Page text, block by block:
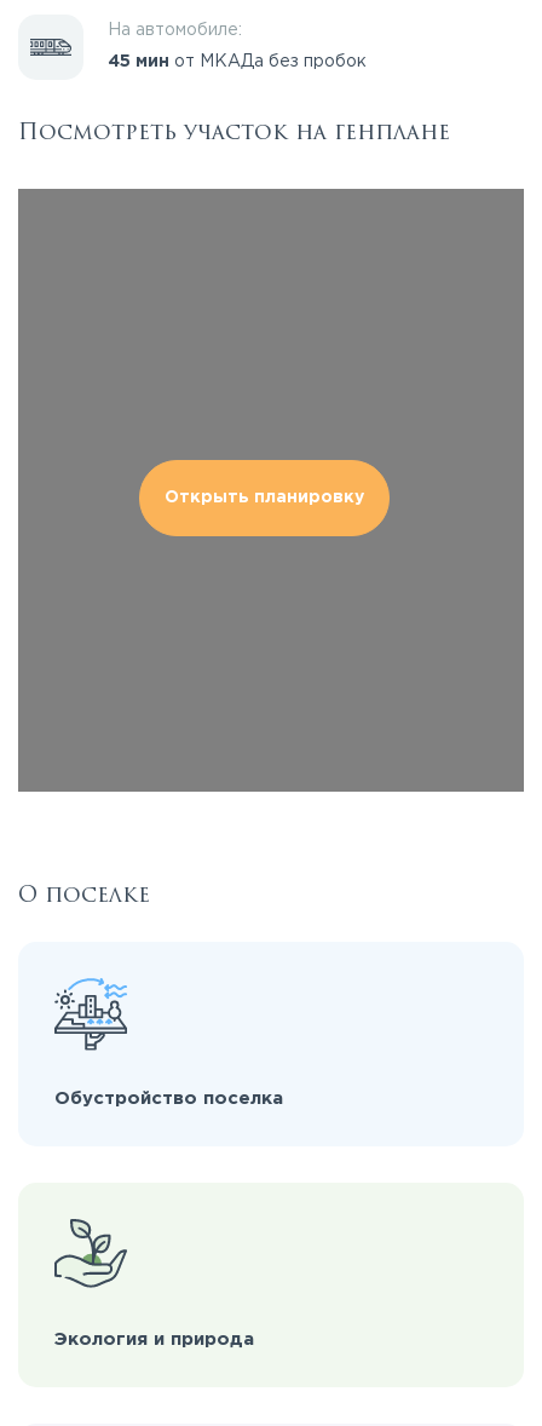
На автомобиле:
45 мин от МКАДа без пробок
Посмотреть участок на генплане
Открыть планировку
О поселке
Обустройство поселка
Экология и природа